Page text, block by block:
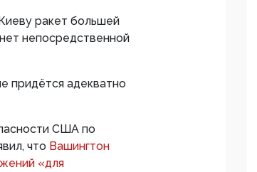
ракет большей
непосредственной
придётся адекватно
США по
что Вашингтон
«для